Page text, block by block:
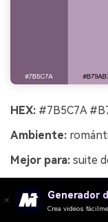
HEX: #7B5C7A
Ambiente:
Mejor para: suite
Romántico y
onduladas, estos
maduros. Usa el
Generador
Crea videos